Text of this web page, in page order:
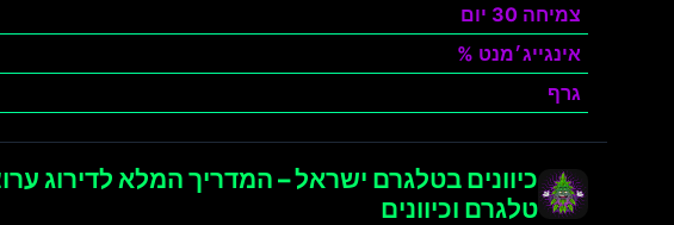
צמיחה 30 יום
אינגייג׳מנט %
גרף
כיוונים בטלגרם ישראל – המדריך המלא לדירוג
טלגרם וכיוונים